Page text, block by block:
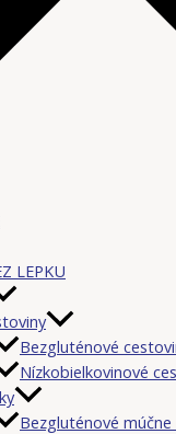
LEPKU
Bezgluténové
Nízkobielkovinové
Bezgluténové